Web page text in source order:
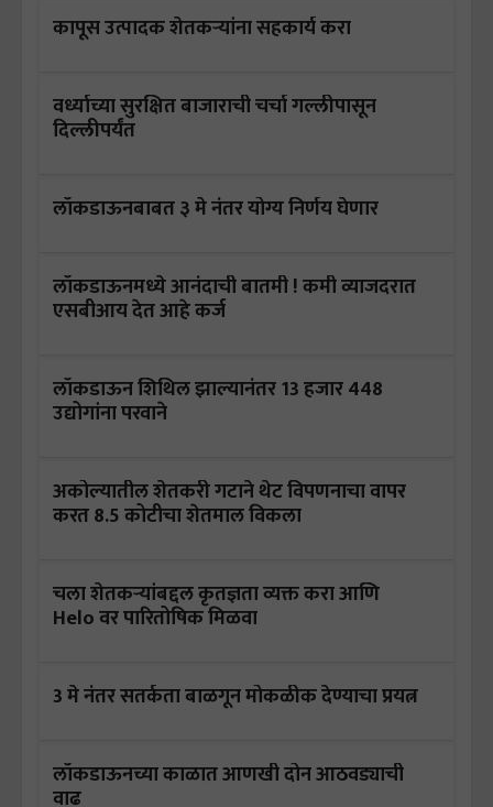
कापूस उत्पादक शेतकऱ्यांना सहकार्य करा
वर्ध्याच्या सुरक्षित बाजाराची चर्चा गल्लीपासून
दिल्लीपर्यंत
लॉकडाऊनबाबत ३ मे नंतर योग्य निर्णय घेणार
लॉकडाऊनमध्ये आनंदाची बातमी ! कमी व्याजदरात
एसबीआय देत आहे कर्ज
लॉकडाऊन शिथिल झाल्यानंतर 13 हजार 448
उद्योगांना परवाने
अकोल्यातील शेतकरी गटाने थेट विपणनाचा वापर
करत 8.5 कोटीचा शेतमाल विकला
चला शेतकऱ्यांबद्दल कृतज्ञता व्यक्त करा आणि
Helo वर पारितोषिक मिळवा
3 मे नंतर सतर्कता बाळगून मोकळीक देण्याचा प्रयत्न
लॉकडाऊनच्या काळात आणखी दोन आठवड्याची
वाढ